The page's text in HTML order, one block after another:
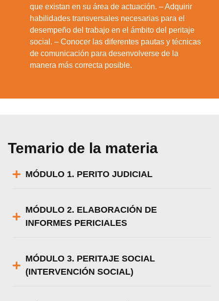
que existan en su área de actuación. – Adquirir
habilidades transversales necesarias para el
desempeño del trabajo en el ámbito del peritaje
social. – Conocer las diferentes pautas y técnicas
de comunicación para desenvolverse de la
manera más correcta posible.
Temario de la materia
MÓDULO 1. PERITO JUDICIAL
MÓDULO 2. ELABORACIÓN DE
INFORMES PERICIALES
MÓDULO 3. PERITAJE SOCIAL
(INTERVENCIÓN SOCIAL)